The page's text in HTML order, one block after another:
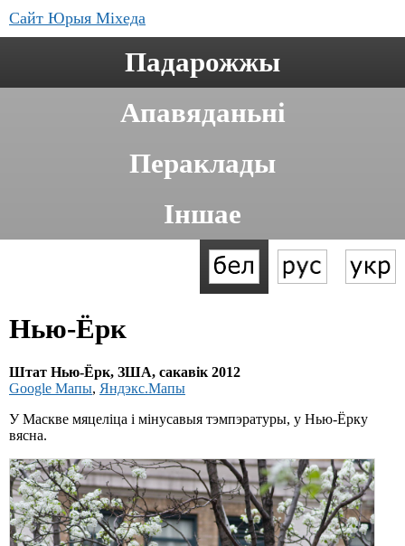
Сайт Юрыя Міхеда
Падарожжы
Апавяданьні
Пераклады
Іншае
Нью-Ёрк
Штат Нью-Ёрк, ЗША, сакавік 2012
Google Мапы, Яндэкс.Мапы
У Маскве мяцеліца і мінусавыя тэмпэратуры, у Нью-Ёрку
вясна.